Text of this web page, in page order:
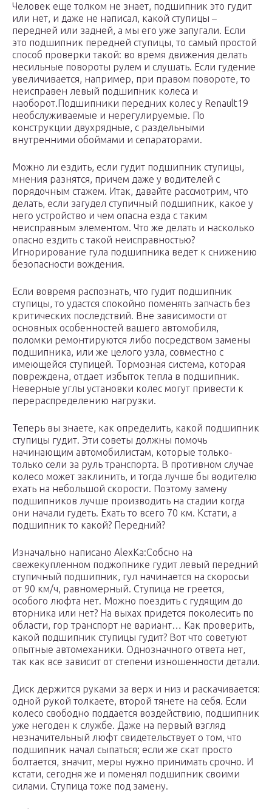
Человек еще толком не знает, подшипник это гудит
или нет, и даже не написал, какой ступицы –
передней или задней, а мы его уже запугали. Если
это подшипник передней ступицы, то самый простой
способ проверки такой: во время движения делать
несильные повороты рулем и слушать. Если гудение
увеличивается, например, при правом повороте, то
неисправен левый подшипник колеса и
наоборот.Подшипники передних колес у Renault19
необслуживаемые и нерегулируемые. По
конструкции двухрядные, с раздельными
внутренними обоймами и сепараторами.
Можно ли ездить, если гудит подшипник ступицы,
мнения разнятся, причем даже у водителей с
порядочным стажем. Итак, давайте рассмотрим, что
делать, если загудел ступичный подшипник, какое у
него устройство и чем опасна езда с таким
неисправным элементом. Что же делать и насколько
опасно ездить с такой неисправностью?
Игнорирование гула подшипника ведет к снижению
безопасности вождения.
Если вовремя распознать, что гудит подшипник
ступицы, то удастся спокойно поменять запчасть без
критических последствий. Вне зависимости от
основных особенностей вашего автомобиля,
поломки ремонтируются либо посредством замены
подшипника, или же целого узла, совместно с
имеющейся ступицей. Тормозная система, которая
повреждена, отдает избыток тепла в подшипник.
Неверные углы установки колес могут привести к
перераспределению нагрузки.
Теперь вы знаете, как определить, какой подшипник
ступицы гудит. Эти советы должны помочь
начинающим автомобилистам, которые только-
только сели за руль транспорта. В противном случае
колесо может заклинить, и тогда лучше бы водителю
ехать на небольшой скорости. Поэтому замену
подшипников лучше производить на стадии когда
они начали гудеть. Ехать то всего 70 км. Кстати, а
подшипник то какой? Передний?
Изначально написано AlexKa:Собсно на
свежекупленном поджопнике гудит левый передний
ступичный подшипник, гул начинается на скоросьи
от 90 км/ч, равномерный. Ступица не греется,
особого люфта нет. Можно поездить с гудящим до
вторника или нет? На выхах придется поколесить по
области, гор транспорт не вариант… Как проверить,
какой подшипник ступицы гудит? Вот что советуют
опытные автомеханики. Однозначного ответа нет,
так как все зависит от степени изношенности детали.
Диск держится руками за верх и низ и раскачивается:
одной рукой толкаете, второй тянете на себя. Если
колесо свободно поддается воздействию, подшипник
уже негоден к службе. Даже на первый взгляд
незначительный люфт свидетельствует о том, что
подшипник начал сыпаться; если же скат просто
болтается, значит, меры нужно принимать срочно. И
кстати, сегодня же и поменял подшипник своими
силами. Ступица тоже под замену.